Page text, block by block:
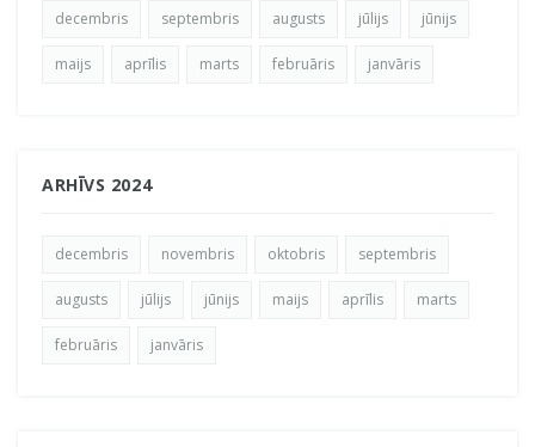
decembris septembris augusts jūlijs jūnijs
maijs aprīlis marts februāris janvāris
ARHĪVS 2024
decembris novembris oktobris septembris
augusts jūlijs jūnijs maijs aprīlis marts
februāris janvāris